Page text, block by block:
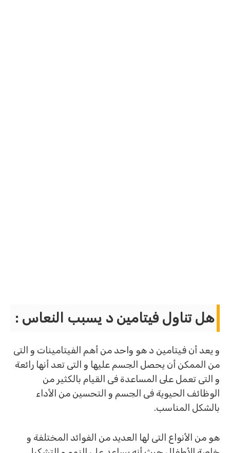
هل تناول فيتامين د يسبب النعاس :
و يعد أن فيتامين د هو واحد من أهم الفيتامينات و التى
من الممكن أن يحصل الجسم عليها و التى تعد أنها رائعة
و التى تعمل على المساعدة فى القيام بالكثير من
الوظائف الحيوية فى الجسم و التحسين من الأداء
بالشكل المناسب.
هو من الأنواع التى لها العديد من الفوائد المختلفة و